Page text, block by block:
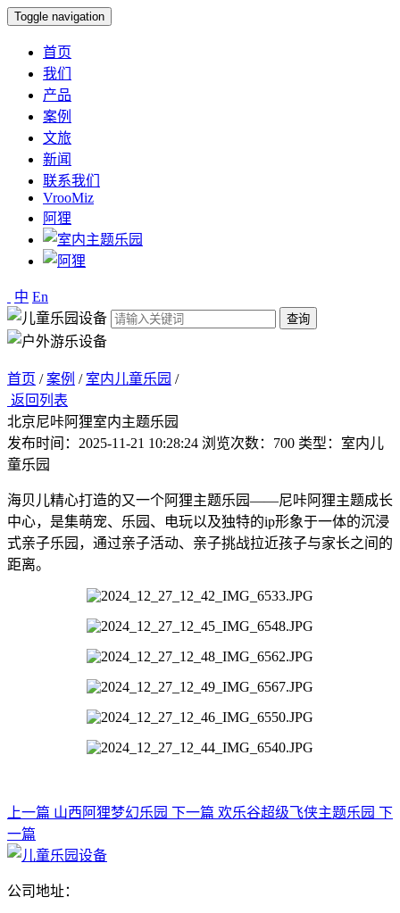
Toggle navigation
首页
我们
产品
案例
文旅
新闻
联系我们
VrooMiz
阿狸
中 En
查询
首页 / 案例 / 室内儿童乐园 /
返回列表
北京尼咔阿狸室内主题乐园
发布时间：2025-11-21 10:28:24 浏览次数：700 类型：室内儿
童乐园
海贝儿精心打造的又一个阿狸主题乐园——尼咔阿狸主题成长
中心，是集萌宠、乐园、电玩以及独特的ip形象于一体的沉浸
式亲子乐园，通过亲子活动、亲子挑战拉近孩子与家长之间的
距离。
上一篇 山西阿狸梦幻乐园 下一篇 欢乐谷超级飞侠主题乐园 下
一篇
公司地址：